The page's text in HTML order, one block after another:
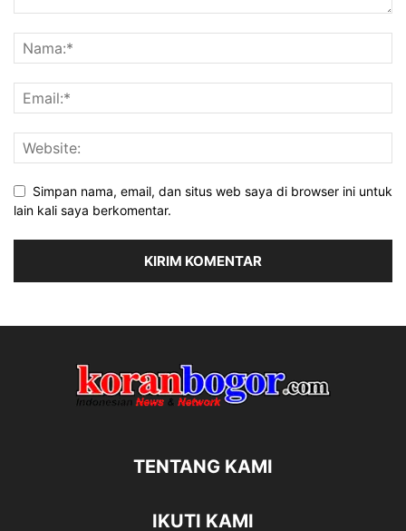
Simpan nama, email, dan situs web saya di browser ini untuk
lain kali saya berkomentar.
TENTANG KAMI
IKUTI KAMI